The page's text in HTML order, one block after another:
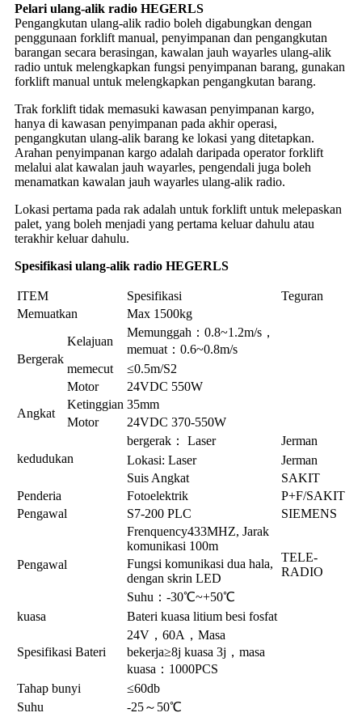
Pelari ulang-alik radio HEGERLS
Pengangkutan ulang-alik radio boleh digabungkan dengan
penggunaan forklift manual, penyimpanan dan pengangkutan
barangan secara berasingan, kawalan jauh wayarles ulang-alik
radio untuk melengkapkan fungsi penyimpanan barang, gunakan
forklift manual untuk melengkapkan pengangkutan barang.
Trak forklift tidak memasuki kawasan penyimpanan kargo,
hanya di kawasan penyimpanan pada akhir operasi,
pengangkutan ulang-alik barang ke lokasi yang ditetapkan.
Arahan penyimpanan kargo adalah daripada operator forklift
melalui alat kawalan jauh wayarles, pengendali juga boleh
menamatkan kawalan jauh wayarles ulang-alik radio.
Lokasi pertama pada rak adalah untuk forklift untuk melepaskan
palet, yang boleh menjadi yang pertama keluar dahulu atau
terakhir keluar dahulu.
Spesifikasi ulang-alik radio HEGERLS
ITEM Spesifikasi
Teguran
Memuatkan
Max 1500kg
Bergerak
Kelajuan
Memunggah：0.8~1.2m/s，
memuat：0.6~0.8m/s
memecut
≤0.5m/S2
Motor
24VDC 550W
Angkat
Ketinggian 35mm
Motor
24VDC 370-550W
kedudukan
bergerak： Laser
Jerman
Lokasi: Laser
Jerman
Suis Angkat
SAKIT
Penderia
Fotoelektrik
P+F/SAKIT
Pengawal
S7-200 PLC SIEMENS
Pengawal
Frenquency433MHZ, Jarak
komunikasi 100m
TELE-
RADIO
Fungsi komunikasi dua hala,
dengan skrin LED
Suhu：-30℃~+50℃
kuasa
Bateri kuasa litium besi fosfat
Spesifikasi Bateri
24V，60A，Masa
bekerja≥8j kuasa 3j，masa
kuasa：1000PCS
Tahap bunyi
≤60db
Suhu
-25～50℃